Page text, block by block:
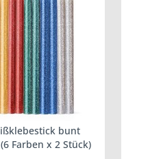
bunt
Farben x 2 Stück)